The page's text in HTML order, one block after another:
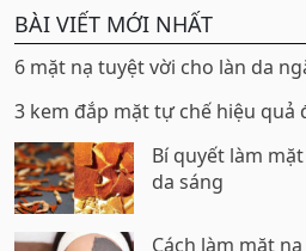
BÀI VIẾT MỚI NHẤT
6 mặt nạ tuyệt vời cho làn da
3 kem đắp mặt tự chế hiệu quả
Bí quyết làm
da sáng
Cách làm mặt